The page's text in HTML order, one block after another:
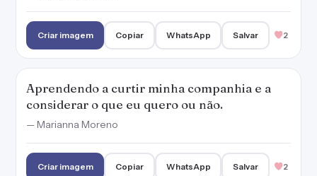
Criar imagem Copiar WhatsApp Salvar 2
Aprendendo a curtir minha companhia e a
considerar o que eu quero ou não.
— Marianna Moreno
Criar imagem Copiar WhatsApp Salvar 2